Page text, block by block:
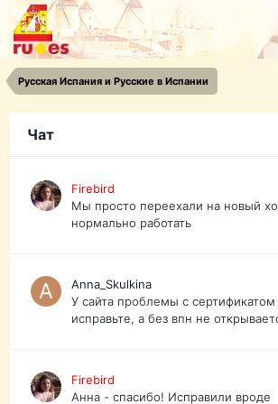
Русская Испания и Русские в Испании
Чат
urist.dokument@gmail.com
https://
Телеграмм @uristpassua
Firebird
Друзья - из России без VPN сайт
Firebird
Мы просто переехали на новый
нормально работать
Anna_Skulkina
У сайта проблемы с сертификатом
исправьте, а без впн не
Firebird
Анна - спасибо! Исправили вроде